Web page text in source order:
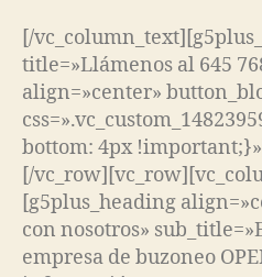
[/
title=»Llámenos al 645
align=»center»
bottom: 4px
[/
[g5plus_heading
con nosotros»
empresa de buzoneo